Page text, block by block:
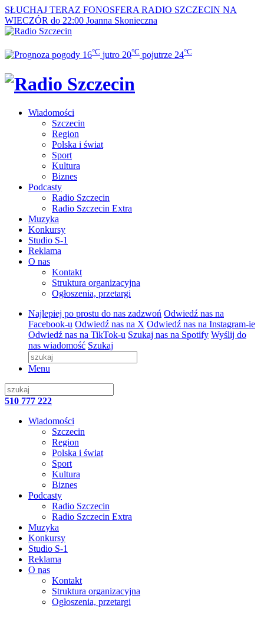
SŁUCHAJ TERAZ FONOSFERA RADIO SZCZECIN NA
WIECZÓR do 22:00 Joanna Skonieczna
16°C jutro 20°C pojutrze 24°C
Wiadomości
Szczecin
Region
Polska i świat
Sport
Kultura
Biznes
Podcasty
Radio Szczecin
Radio Szczecin Extra
Muzyka
Konkursy
Studio S-1
Reklama
O nas
Kontakt
Struktura organizacyjna
Ogłoszenia, przetargi
Najlepiej po prostu do nas zadzwoń Odwiedź nas na
Facebook-u Odwiedź nas na X Odwiedź nas na Instagram-ie
Odwiedź nas na TikTok-u Szukaj nas na Spotify Wyślij do
nas wiadomość Szukaj
Menu
510 777 222
Wiadomości
Szczecin
Region
Polska i świat
Sport
Kultura
Biznes
Podcasty
Radio Szczecin
Radio Szczecin Extra
Muzyka
Konkursy
Studio S-1
Reklama
O nas
Kontakt
Struktura organizacyjna
Ogłoszenia, przetargi